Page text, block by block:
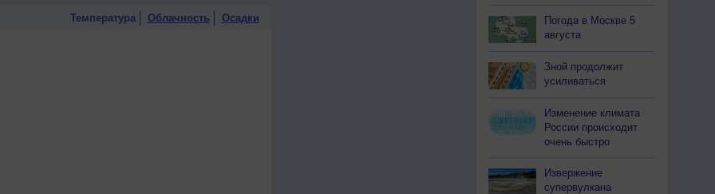
Температура Облачность Осадки
Погода в Москве 5
августа
Зной продолжит
усиливаться
Изменение климата
России происходит
очень быстро
Извержение
супервулкана